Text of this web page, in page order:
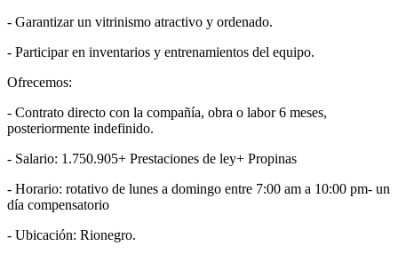
- Garantizar un vitrinismo atractivo y ordenado.
- Participar en inventarios y entrenamientos del equipo.
Ofrecemos:
- Contrato directo con la compañía, obra o labor 6 meses,
posteriormente indefinido.
- Salario: 1.750.905+ Prestaciones de ley+ Propinas
- Horario: rotativo de lunes a domingo entre 7:00 am a 10:00 pm- un
día compensatorio
- Ubicación: Rionegro.